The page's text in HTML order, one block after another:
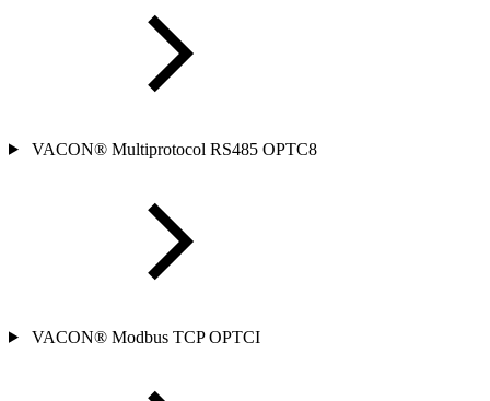
VACON® Multiprotocol RS485 OPTC8
VACON® Modbus TCP OPTCI